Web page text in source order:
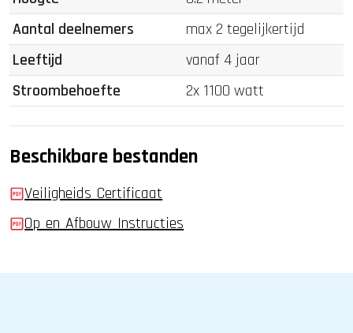
Aantal deelnemers
max 2 tegelijkertijd
Leeftijd
vanaf 4 jaar
Stroombehoefte
2x 1100 watt
Beschikbare bestanden
Veiligheids_Certificaat
Op_en_Afbouw_Instructies